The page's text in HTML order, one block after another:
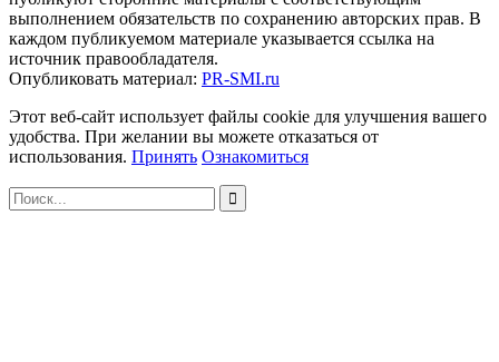
выполнением обязательств по сохранению авторских прав. В
каждом публикуемом материале указывается ссылка на
источник правообладателя.
Опубликовать материал: PR-SMI.ru
Этот веб-сайт использует файлы cookie для улучшения вашего
удобства. При желании вы можете отказаться от
использования. Принять Ознакомиться